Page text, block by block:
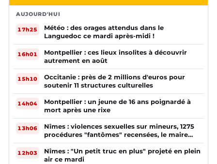
AUJOURD'HUI
17h25
Météo : des orages attendus dans le
Languedoc ce mardi après-midi !
16h01
Montpellier : ces lieux insolites à découvrir
autrement en août
15h10
Occitanie : près de 2 millions d'euros pour
soutenir 11 structures culturelles
14h04
Montpellier : un jeune de 16 ans poignardé à
mort après une rixe
13h06
Nîmes : violences sexuelles sur mineurs, 1275
procédures "fantômes" recensées, le maire
réagit
12h03
Nîmes : "Un petit truc en plus" projeté en plein
air ce mardi